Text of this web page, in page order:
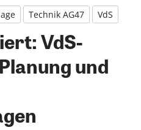
Technik AG47 VdS
VdS-
und